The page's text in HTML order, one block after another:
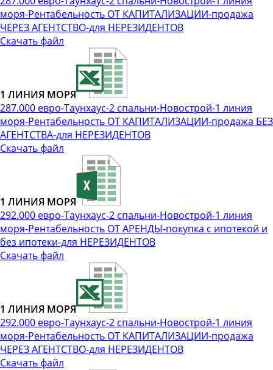
моря-Рентабельность ОТ КАПИТАЛИЗАЦИИ-продажа
ЧЕРЕЗ АГЕНТСТВО-для НЕРЕЗИДЕНТОВ
Скачать файл
1 ЛИНИЯ МОРЯ
287.000 евро-Таунхаус-2 спальни-Новострой-1 линия
моря-Рентабельность ОТ КАПИТАЛИЗАЦИИ-продажа БЕЗ
АГЕНТСТВА-для НЕРЕЗИДЕНТОВ
Скачать файл
1 ЛИНИЯ МОРЯ
292.000 евро-Таунхаус-2 спальни-Новострой-1 линия
моря-Рентабельность ОТ АРЕНДЫ-покупка с ипотекой и
без ипотеки-для НЕРЕЗИДЕНТОВ
Скачать файл
1 ЛИНИЯ МОРЯ
292.000 евро-Таунхаус-2 спальни-Новострой-1 линия
моря-Рентабельность ОТ КАПИТАЛИЗАЦИИ-продажа
ЧЕРЕЗ АГЕНТСТВО-для НЕРЕЗИДЕНТОВ
Скачать файл